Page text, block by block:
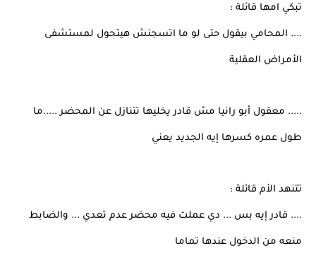
تبكي امها قائلة :
.... المحامي بيقول حتى لو ما اتسجنش هيتحول لمستشفى
الأمراض العقلية
..... معقول أبو رانيا مش قادر يخليها تتنازل عن المحضر .....ما
طول عمره كسرها إيه الجديد يعني
تتنهد الأم قائلة :
.... قادر إيه بس ... دي عملت فيه محضر عدم تعدي ... والضابط
منعه من الدخول عندها تماما